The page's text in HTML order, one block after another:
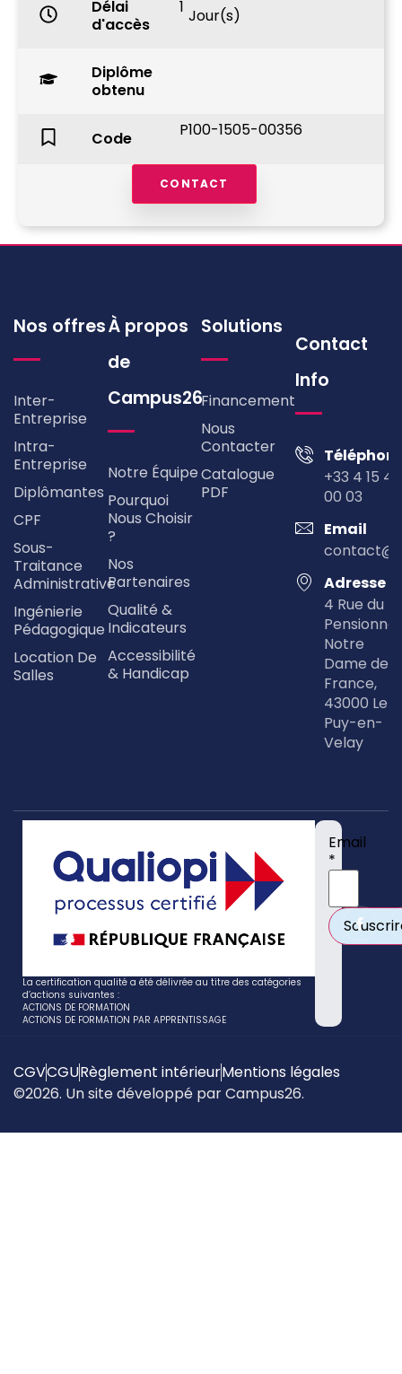
Délai
d'accès
1 Jour(s)
Diplôme
obtenu
Code P100-1505-00356
CONTACT
Nos offres
Inter-
Entreprise
Intra-
Entreprise
Diplômantes
CPF
Sous-
Traitance
Administrative
Ingénierie
Pédagogique
Location De
Salles
À propos
de
Campus26
Notre Équipe
Pourquoi
Nous Choisir
?
Nos
Partenaires
Qualité &
Indicateurs
Accessibilité
& Handicap
Solutions
Financement
Nous
Contacter
Catalogue
PDF
Contact
Info
+33 4 15 49
00 03
Email
Adresse
4 Rue du
Pensionnat
Notre
Dame de
France,
43000 Le
Puy-en-
Velay
La certification qualité a été délivrée au titre des catégories
d’actions suivantes :
ACTIONS DE FORMATION
ACTIONS DE FORMATION PAR APPRENTISSAGE
Email
*
CGVCGURèglement intérieurMentions légales
©2026. Un site développé par Campus26.